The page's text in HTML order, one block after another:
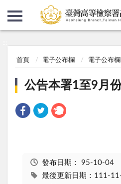
首頁 電子公布欄 電子公布欄
公告本署1至9月
發布日期： 95-10-04
最後更新日期：111-